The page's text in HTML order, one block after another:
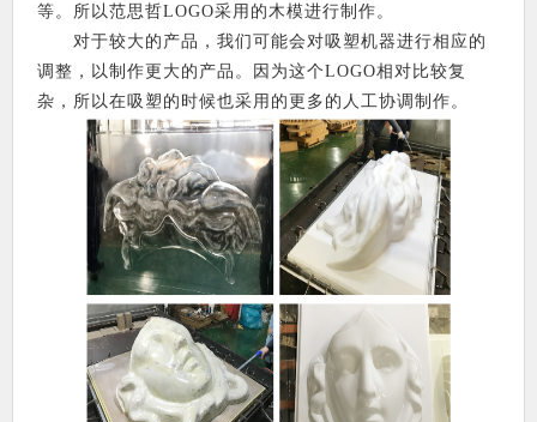
等。所以范思哲LOGO采用的木模进行制作。
对于较大的产品，我们可能会对吸塑机器进行相应的
调整，以制作更大的产品。因为这个LOGO相对比较复
杂，所以在吸塑的时候也采用的更多的人工协调制作。